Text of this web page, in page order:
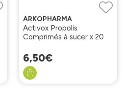
ARKOPHARMA
Activox Propolis
Comprimés à sucer x 20
6,50€